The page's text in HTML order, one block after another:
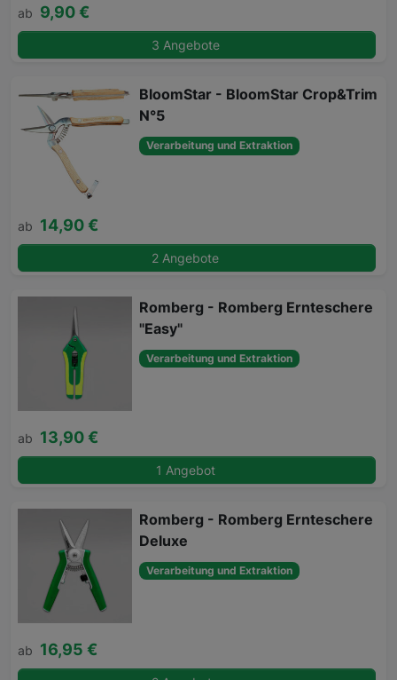
ab 9,90 €
3 Angebote
BloomStar - BloomStar Crop&Trim
N°5
Verarbeitung und Extraktion
ab 14,90 €
2 Angebote
Romberg - Romberg Ernteschere
"Easy"
Verarbeitung und Extraktion
ab 13,90 €
1 Angebot
Romberg - Romberg Ernteschere
Deluxe
Verarbeitung und Extraktion
ab 16,95 €